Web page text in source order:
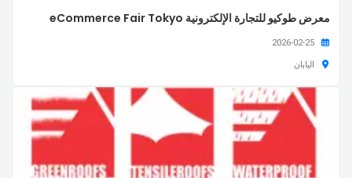
معرض طوكيو للتجارة الإلكترونية eCommerce Fair Tokyo
اليابان